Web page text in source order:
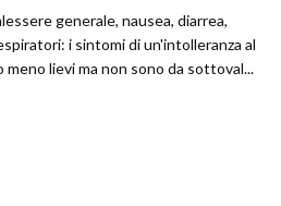
generale, nausea, diarrea,
i sintomi di un'intolleranza al
lievi ma non sono da sottoval...